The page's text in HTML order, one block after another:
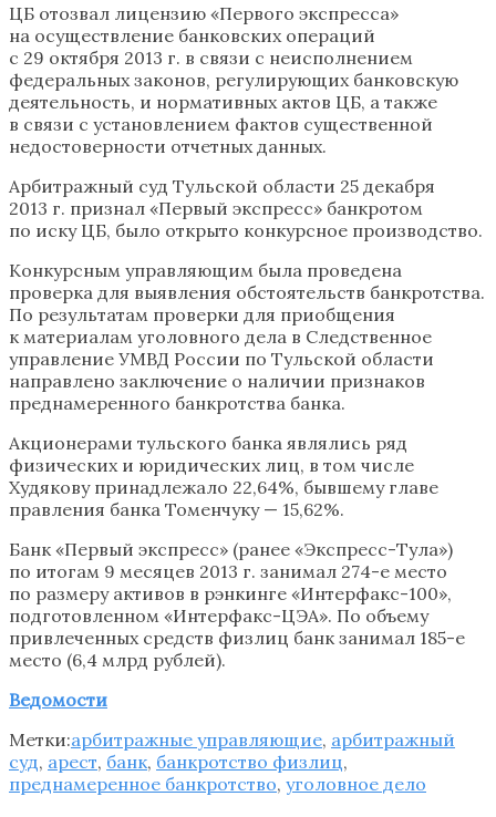
ЦБ отозвал лицензию «Первого экспресса»
на осуществление банковских операций
с 29 октября 2013 г. в связи с неисполнением
федеральных законов, регулирующих банковскую
деятельность, и нормативных актов ЦБ, а также
в связи с установлением фактов существенной
недостоверности отчетных данных.
Арбитражный суд Тульской области 25 декабря
2013 г. признал «Первый экспресс» банкротом
по иску ЦБ, было открыто конкурсное производство.
Конкурсным управляющим была проведена
проверка для выявления обстоятельств банкротства.
По результатам проверки для приобщения
к материалам уголовного дела в Следственное
управление УМВД России по Тульской области
направлено заключение о наличии признаков
преднамеренного банкротства банка.
Акционерами тульского банка являлись ряд
физических и юридических лиц, в том числе
Худякову принадлежало 22,64%, бывшему главе
правления банка Томенчуку — 15,62%.
Банк «Первый экспресс» (ранее «Экспресс-Тула»)
по итогам 9 месяцев 2013 г. занимал 274-е место
по размеру активов в рэнкинге «Интерфакс-100»,
подготовленном «Интерфакс-ЦЭА». По объему
привлеченных средств физлиц банк занимал 185-е
место (6,4 млрд рублей).
Ведомости
Метки:арбитражные управляющие, арбитражный
суд, арест, банк, банкротство физлиц,
преднамеренное банкротство, уголовное дело